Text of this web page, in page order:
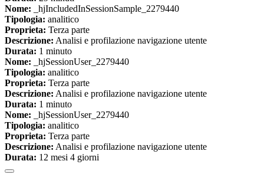
Nome: _hjIncludedInSessionSample_2279440
Tipologia: analitico
Proprieta: Terza parte
Descrizione: Analisi e profilazione navigazione utente
Durata: 1 minuto
Nome: _hjSessionUser_2279440
Tipologia: analitico
Proprieta: Terza parte
Descrizione: Analisi e profilazione navigazione utente
Durata: 1 minuto
Nome: _hjSessionUser_2279440
Tipologia: analitico
Proprieta: Terza parte
Descrizione: Analisi e profilazione navigazione utente
Durata: 12 mesi 4 giorni